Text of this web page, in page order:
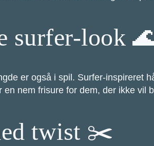
surfer-look
er også i spil. Surfer-inspireret
en nem frisure for dem, der ikke vil
twist ✂️